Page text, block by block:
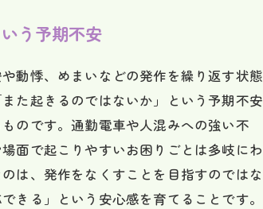
う予期不安
動悸、めまいなどの発作を繰り返す状態
た起きるのではないか」という予期不安
のです。通勤電車や人混みへの強い不
面で起こりやすいお困りごとは多岐にわ
は、発作をなくすことを目指すのではな
きる」という安心感を育てることです。